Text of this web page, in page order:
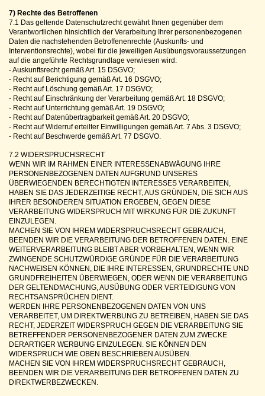
7) Rechte des Betroffenen
7.1 Das geltende Datenschutzrecht gewährt Ihnen gegenüber dem
Verantwortlichen hinsichtlich der Verarbeitung Ihrer personenbezogenen
Daten die nachstehenden Betroffenenrechte (Auskunfts- und
Interventionsrechte), wobei für die jeweiligen Ausübungsvoraussetzungen
auf die angeführte Rechtsgrundlage verwiesen wird:
- Auskunftsrecht gemäß Art. 15 DSGVO;
- Recht auf Berichtigung gemäß Art. 16 DSGVO;
- Recht auf Löschung gemäß Art. 17 DSGVO;
- Recht auf Einschränkung der Verarbeitung gemäß Art. 18 DSGVO;
- Recht auf Unterrichtung gemäß Art. 19 DSGVO;
- Recht auf Datenübertragbarkeit gemäß Art. 20 DSGVO;
- Recht auf Widerruf erteilter Einwilligungen gemäß Art. 7 Abs. 3 DSGVO;
- Recht auf Beschwerde gemäß Art. 77 DSGVO.
7.2 WIDERSPRUCHSRECHT
WENN WIR IM RAHMEN EINER INTERESSENABWÄGUNG IHRE
PERSONENBEZOGENEN DATEN AUFGRUND UNSERES
ÜBERWIEGENDEN BERECHTIGTEN INTERESSES VERARBEITEN,
HABEN SIE DAS JEDERZEITIGE RECHT, AUS GRÜNDEN, DIE SICH AUS
IHRER BESONDEREN SITUATION ERGEBEN, GEGEN DIESE
VERARBEITUNG WIDERSPRUCH MIT WIRKUNG FÜR DIE ZUKUNFT
EINZULEGEN.
MACHEN SIE VON IHREM WIDERSPRUCHSRECHT GEBRAUCH,
BEENDEN WIR DIE VERARBEITUNG DER BETROFFENEN DATEN. EINE
WEITERVERARBEITUNG BLEIBT ABER VORBEHALTEN, WENN WIR
ZWINGENDE SCHUTZWÜRDIGE GRÜNDE FÜR DIE VERARBEITUNG
NACHWEISEN KÖNNEN, DIE IHRE INTERESSEN, GRUNDRECHTE UND
GRUNDFREIHEITEN ÜBERWIEGEN, ODER WENN DIE VERARBEITUNG
DER GELTENDMACHUNG, AUSÜBUNG ODER VERTEIDIGUNG VON
RECHTSANSPRÜCHEN DIENT.
WERDEN IHRE PERSONENBEZOGENEN DATEN VON UNS
VERARBEITET, UM DIREKTWERBUNG ZU BETREIBEN, HABEN SIE DAS
RECHT, JEDERZEIT WIDERSPRUCH GEGEN DIE VERARBEITUNG SIE
BETREFFENDER PERSONENBEZOGENER DATEN ZUM ZWECKE
DERARTIGER WERBUNG EINZULEGEN. SIE KÖNNEN DEN
WIDERSPRUCH WIE OBEN BESCHRIEBEN AUSÜBEN.
MACHEN SIE VON IHREM WIDERSPRUCHSRECHT GEBRAUCH,
BEENDEN WIR DIE VERARBEITUNG DER BETROFFENEN DATEN ZU
DIREKTWERBEZWECKEN.